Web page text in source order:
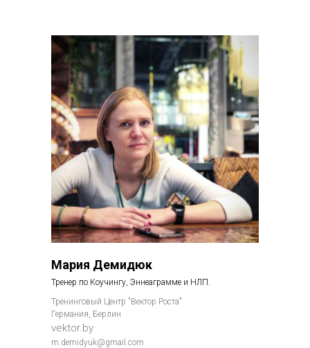
Мария Демидюк
Тренер по Коучингу, Эннеаграмме и НЛП.
Тренинговый Центр "Вектор Роста"
Германия, Берлин
vektor.by
m.demidyuk@gmail.com